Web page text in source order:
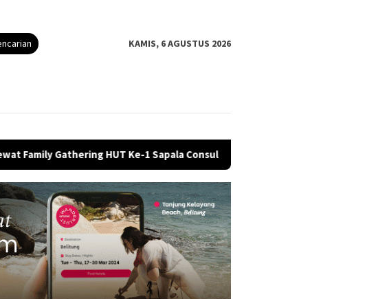
KAMIS, 6 AGUSTUS 2026
Ke-1 Sapala Consultant RIY Law Office